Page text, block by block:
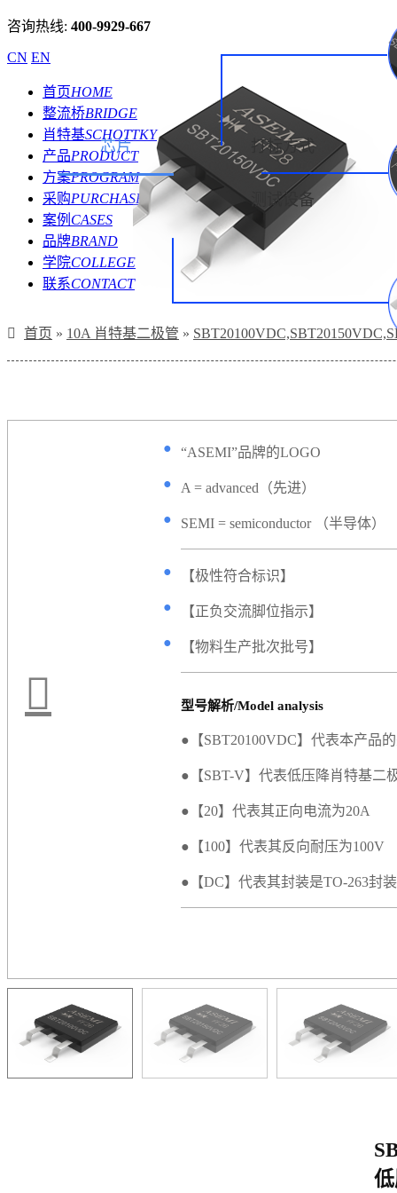
咨询热线: 400-9929-667
CN EN
首页HOME
整流桥BRIDGE
肖特基SCHOTTKY
产品PRODUCT
方案PROGRAM
采购PURCHASE
案例 CASES
品牌BRAND
学院COLLEGE
联系CONTACT
首页 » 10A 肖特基二极管 »
● “ASEMI”品牌的LOGO
● A = advanced（先进）
● SEMI = semiconductor （半导体）
● 【极性符合标识】
● 【正负交流脚位指示】
● 【物料生产批次批号】
型号解析/Model analysis
●【SBT20100VDC】代表本产品
●【SBT-V】代表低压降肖特基二
●【20】代表其正向电流为20A
●【100】代表其反向耐压为100V
●【DC】代表其封装是TO-263封装
芯片 打标方式
测试设备